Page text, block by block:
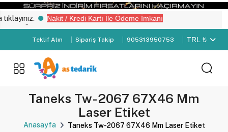
“Üye Girişi" yapın.
Nakit / Kredi Kartı İle Ödeme İmkanı
Teklif Alın Sipariş Takip 905313950753 TRL ₺
Taneks Tw-2067 67X46 Mm
Laser Etiket
Anasayfa Taneks Tw-2067 67X46 Mm Laser Etiket